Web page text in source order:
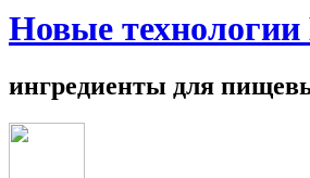
Новые
ингредиенты для